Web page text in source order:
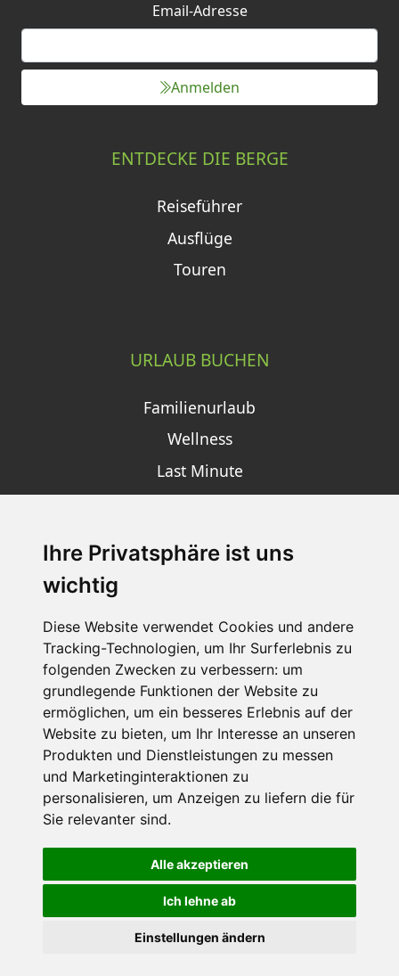
Ihre Privatsphäre ist uns
wichtig
Diese Website verwendet Cookies und andere
Tracking-Technologien, um Ihr Surferlebnis zu
folgenden Zwecken zu verbessern: um
grundlegende Funktionen der Website zu
ermöglichen, um ein besseres Erlebnis auf der
Website zu bieten, um Ihr Interesse an unseren
Produkten und Dienstleistungen zu messen
und Marketinginteraktionen zu
personalisieren, um Anzeigen zu liefern die für
Sie relevanter sind.
Alle akzeptieren
Ich lehne ab
Einstellungen ändern
Email-Adresse
Anmelden
ENTDECKE DIE BERGE
Reiseführer
Ausflüge
Touren
URLAUB BUCHEN
Familienurlaub
Wellness
Last Minute
SCHNEEHÖHEN SKI APP
Die Schneehoehen Ski APP für iOS und Android - Ein
Muss für alle Wintersportler und Schneefreaks!
Impressum
Datenschutz
Nutzungsbedingungen
Portale
FAQ Newsletter Mediadaten
©2026 Schneemenschen GmbH